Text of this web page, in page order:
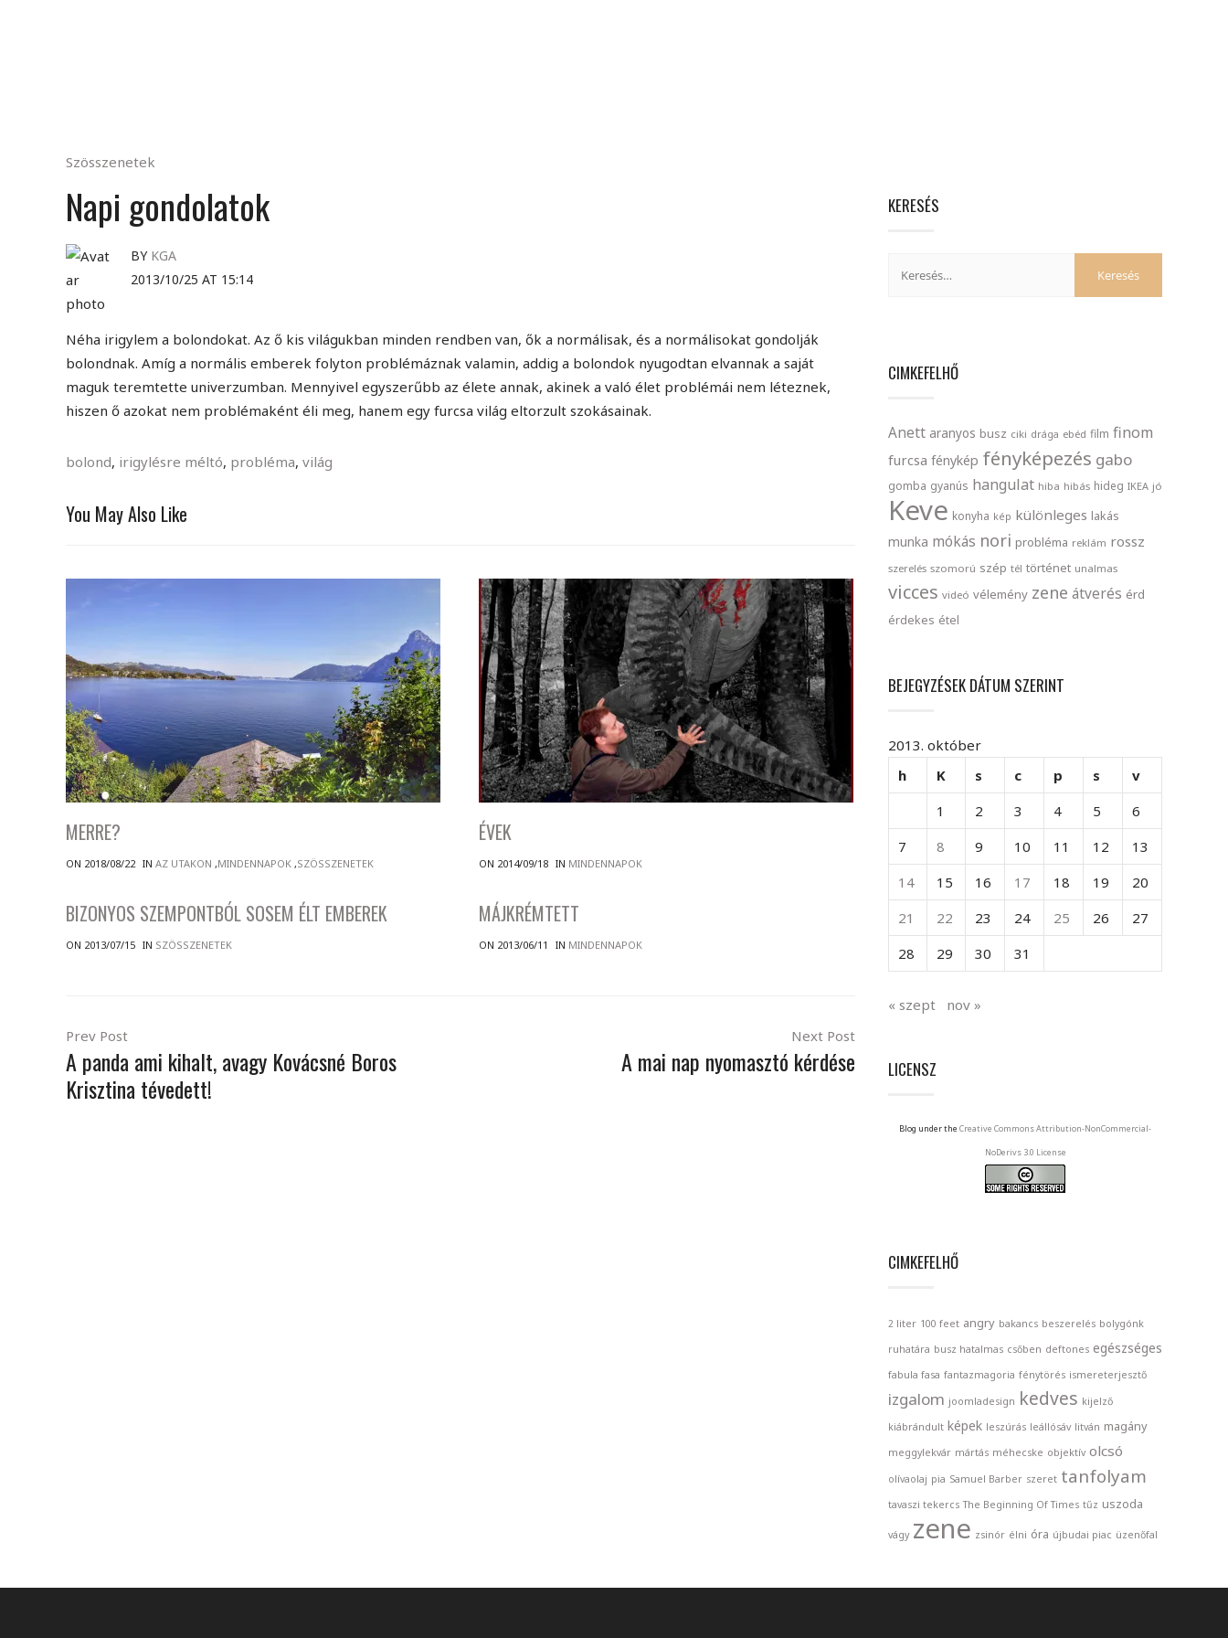
Szösszenetek
Napi gondolatok
BY KGA
2013/10/25 AT 15:14
Néha irigylem a bolondokat. Az ő kis világukban minden rendben van, ők a normálisak, és a normálisokat gondolják
bolondnak. Amíg a normális emberek folyton problémáznak valamin, addig a bolondok nyugodtan elvannak a saját
maguk teremtette univerzumban. Mennyivel egyszerűbb az élete annak, akinek a való élet problémái nem léteznek,
hiszen ő azokat nem problémaként éli meg, hanem egy furcsa világ eltorzult szokásainak.
bolond, irigylésre méltó, probléma, világ
You May Also Like
MERRE?
ON 2018/08/22 IN AZ UTAKON ,MINDENNAPOK ,SZÖSSZENETEK
ÉVEK
ON 2014/09/18 IN MINDENNAPOK
BIZONYOS SZEMPONTBÓL SOSEM ÉLT EMBEREK
ON 2013/07/15 IN SZÖSSZENETEK
MÁJKRÉMTETT
ON 2013/06/11 IN MINDENNAPOK
Prev Post
A panda ami kihalt, avagy Kovácsné Boros
Krisztina tévedett!
Next Post
A mai nap nyomasztó kérdése
KERESÉS
CIMKEFELHŐ
Anett aranyos busz ciki drága ebéd film finom
furcsa fénykép fényképezés gabo
gomba gyanús hangulat hiba hibás hideg IKEA jó
Keve konyha kép különleges lakás
munka mókás nori probléma reklám rossz
szerelés szomorú szép tél történet unalmas
vicces videó vélemény zene átverés érd
érdekes étel
BEJEGYZÉSEK DÁTUM SZERINT
2013. október
h
K s c p s
v
1
2 3 4 5
6
7
8 9 10 11 12
13
14
15 16 17 18 19
20
21
22 23 24 25 26
27
28
29 30 31
« szept nov »
LICENSZ
Blog under the Creative Commons Attribution-NonCommercial-
NoDerivs 3.0 License
CIMKEFELHŐ
2 liter 100 feet angry bakancs beszerelés bolygónk
ruhatára busz hatalmas csőben deftones egészséges
fabula fasa fantazmagoria fénytörés ismereterjesztő
izgalom joomladesign kedves kijelző
kiábrándult képek leszúrás leállósáv litván magány
meggylekvár mártás méhecske objektív olcsó
olívaolaj pia Samuel Barber szeret tanfolyam
tavaszi tekercs The Beginning Of Times tűz uszoda
vágy zene zsinór élni óra újbudai piac üzenőfal